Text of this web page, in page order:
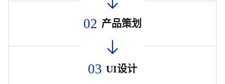
02 产品策划
03 UI设计